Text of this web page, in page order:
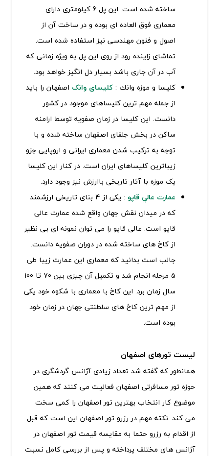
ساخته شده است. این پل 6 کیلومتری دارای
معماری فوق العاده ای بوده و در ساخت آن از
اصول و فنون مهندسی نیز استفاده شده است.
تماشای زاینده رود از روی این پل به ویژه زمانی که
آب در آن جاری باشد بسیار دل انگیز خواهد بود.
كليسا و موزه وانك :کلیسای وانکاصفهان را باید
از جمله مهم ترین کلیساهای موجود در کشور
دانست. این کلیسا در زمان صفویه توسط ارامنه
ساکن در بخش جلفای اصفهان ساخته شده و با
توجه به ترکیب شدن معماری ایرانی و اروپایی جزو
زیباترین کلیساهای ایران است. در کنار این کلیسا
یک موزه با آثار تاریخی باارزش نیز وجود دارد.
عمارت عالي قاپو
: یکی از 4 بنای تاریخی ارزشمند
که در میدان نقش جهان واقع شده عمارت عالی
قاپو است. عالی قاپو را می توان نمونه ای بی نظیر
از کاخ های ساخته شده در دوران صفویه دانست.
جالب است بدانید که معماری این عمارت زیبا طی
5 مرحله انجام شد و تکمیل آن چیزی بین 70 تا 100
سال زمان برد. این کاخ با معماری با شکوه خود یکی
از مهم ترین کاخ های سلطنتی جهان در زمان خود
بوده است.
لیست تورهای اصفهان
همانطور که گفته شد تعداد زیادی آژانس گردشگری در
حوزه تور مسافرتی اصفهان فعالیت می کنند که همین
موضوع کار انتخاب بهترین تور اصفهان را کمی سخت
می کند. نکته مهم در رزرو تور اصفهان این است که قبل
از اقدام به رزرو حتما به مقایسه قیمت تور اصفهان در
آژانس های مختلف پرداخته و پس از بررسی کامل نسبت